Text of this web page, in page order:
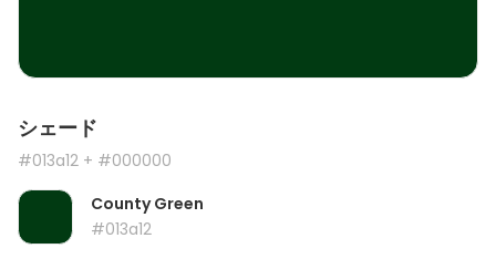
シェード
#013a12 + #000000
County Green
#013a12